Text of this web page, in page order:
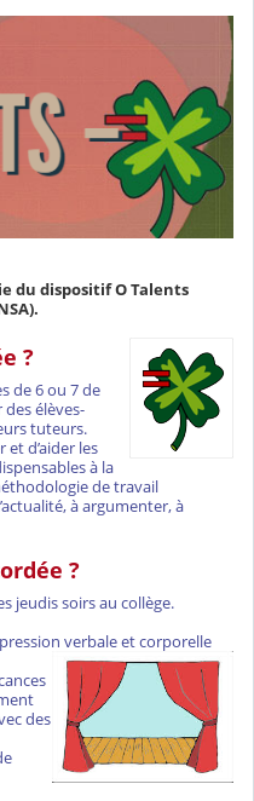
du dispositif O Talents
?
de 6 ou 7 de
élèves-
tuteurs.
d’aider les
à la
de travail
à argumenter, à
?
jeudis soirs au collège.
verbale et corporelle
des